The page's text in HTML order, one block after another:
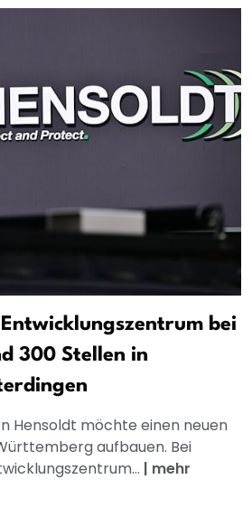
bei
300 Stellen in
Hensoldt möchte einen neuen
aufbauen. Bei
| mehr